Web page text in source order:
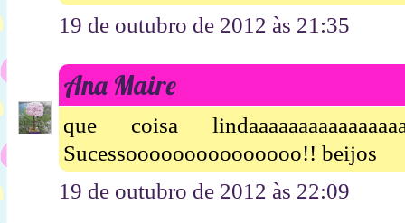
19 de outubro de 2012 às 21:35
Ana Maire
que coisa
Sucessooooooooooooooo!! beijos
19 de outubro de 2012 às 22:09